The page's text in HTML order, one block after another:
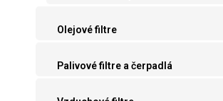
Olejové filtre
Palivové filtre a čerpadlá